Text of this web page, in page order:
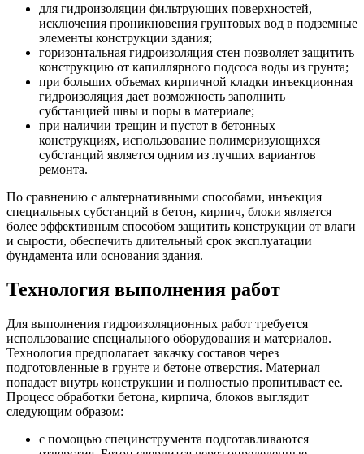
для гидроизоляции фильтрующих поверхностей,
исключения проникновения грунтовых вод в подземные
элементы конструкции здания;
горизонтальная гидроизоляция стен позволяет защитить
конструкцию от капиллярного подсоса воды из грунта;
при больших объемах кирпичной кладки инъекционная
гидроизоляция дает возможность заполнить
субстанцией швы и поры в материале;
при наличии трещин и пустот в бетонных
конструкциях, использование полимеризующихся
субстанций является одним из лучших вариантов
ремонта.
По сравнению с альтернативными способами, инъекция
специальных субстанций в бетон, кирпич, блоки является
более эффективным способом защитить конструкции от влаги
и сырости, обеспечить длительный срок эксплуатации
фундамента или основания здания.
Технология выполнения работ
Для выполнения гидроизоляционных работ требуется
использование специального оборудования и материалов.
Технология предполагает закачку составов через
подготовленные в грунте и бетоне отверстия. Материал
попадает внутрь конструкции и полностью пропитывает ее.
Процесс обработки бетона, кирпича, блоков выглядит
следующим образом:
с помощью специнструмента подготавливаются